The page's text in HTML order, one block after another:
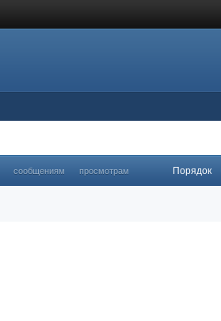
сообщениям просмотрам Порядок